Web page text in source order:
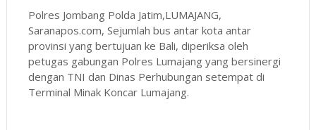
Polres Jombang Polda Jatim,LUMAJANG,
Saranapos.com, Sejumlah bus antar kota antar
provinsi yang bertujuan ke Bali, diperiksa oleh
petugas gabungan Polres Lumajang yang bersinergi
dengan TNI dan Dinas Perhubungan setempat di
Terminal Minak Koncar Lumajang.